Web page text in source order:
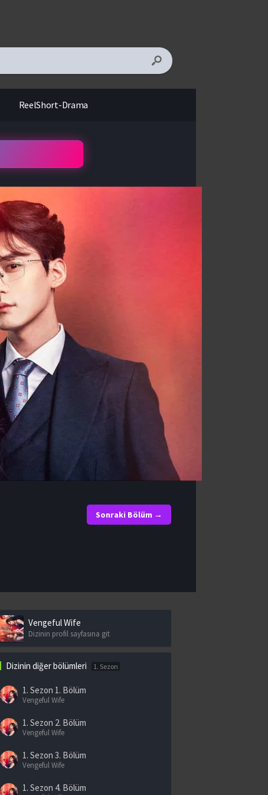
ReelShort-Drama
Sonraki Bölüm →
Vengeful Wife
Dizinin profil sayfasına git
Dizinin diğer bölümleri 1. Sezon
1. Sezon 1. Bölüm
Vengeful Wife
1. Sezon 2. Bölüm
Vengeful Wife
1. Sezon 3. Bölüm
Vengeful Wife
1. Sezon 4. Bölüm